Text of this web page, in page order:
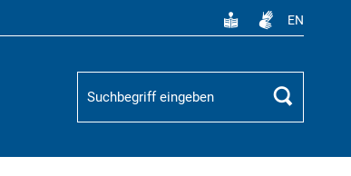
EN
Suchbegriff
Suchen